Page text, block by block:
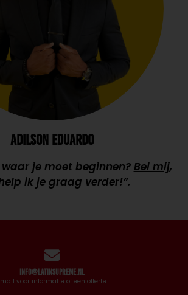
ADILSON EDUARDO
waar je moet beginnen? Bel mij,
ik je graag verder!”.
info@latinsupreme.nl
voor informatie of een offerte